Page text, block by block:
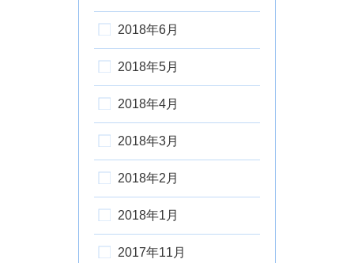
2018年6月
2018年5月
2018年4月
2018年3月
2018年2月
2018年1月
2017年11月